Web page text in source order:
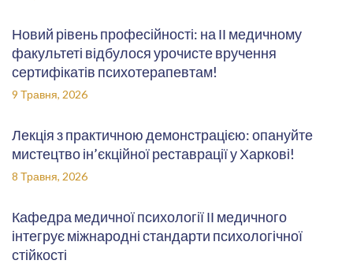
Новий рівень професійності: на ІІ медичному
факультеті відбулося урочисте вручення
сертифікатів психотерапевтам!
9 Травня, 2026
Лекція з практичною демонстрацією: опануйте
мистецтво ін’єкційної реставрації у Харкові!
8 Травня, 2026
Кафедра медичної психології ІІ медичного
інтегрує міжнародні стандарти психологічної
стійкості